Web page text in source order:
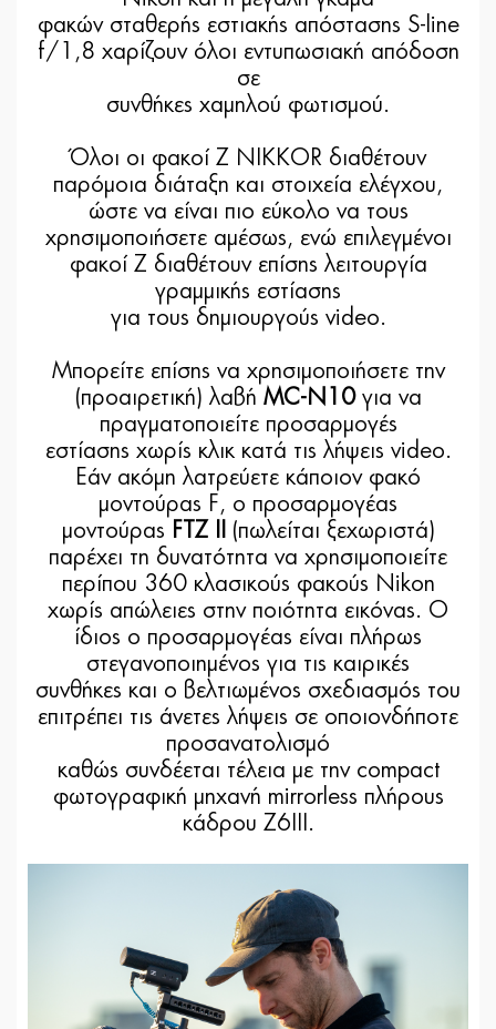
φακών σταθερής εστιακής απόστασης S-line
f/1,8 χαρίζουν όλοι εντυπωσιακή απόδοση
σε
συνθήκες χαμηλού φωτισμού.
Όλοι οι φακοί Z NIKKOR διαθέτουν
παρόμοια διάταξη και στοιχεία ελέγχου,
ώστε να είναι πιο εύκολο να τους
χρησιμοποιήσετε αμέσως, ενώ επιλεγμένοι
φακοί Z διαθέτουν επίσης λειτουργία
γραμμικής εστίασης
για τους δημιουργούς video.
Μπορείτε επίσης να χρησιμοποιήσετε την
(προαιρετική) λαβή MC-N10 για να
πραγματοποιείτε προσαρμογές
εστίασης χωρίς κλικ κατά τις λήψεις video.
Εάν ακόμη λατρεύετε κάποιον φακό
μοντούρας F, ο προσαρμογέας
μοντούρας FTZ II
(πωλείται ξεχωριστά)
παρέχει τη δυνατότητα να χρησιμοποιείτε
περίπου 360 κλασικούς φακούς Nikon
χωρίς απώλειες στην ποιότητα εικόνας. Ο
ίδιος ο προσαρμογέας είναι πλήρως
στεγανοποιημένος για τις καιρικές
συνθήκες και ο βελτιωμένος σχεδιασμός του
επιτρέπει τις άνετες λήψεις σε οποιονδήποτε
προσανατολισμό
καθώς συνδέεται τέλεια με την compact
φωτογραφική μηχανή mirrorless πλήρους
κάδρου Z6III.